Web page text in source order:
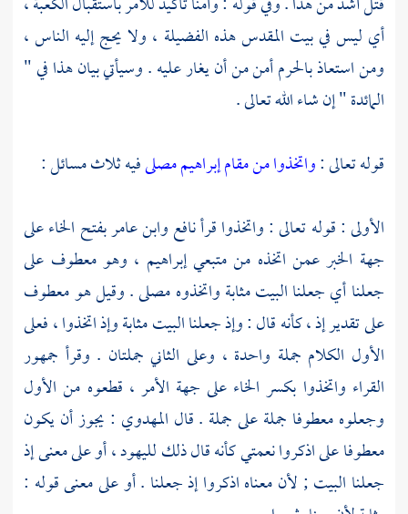
أي ليس في بيت المقدس هذه الفضيلة ، ولا يحج إليه الناس ،
ومن استعاذ بالحرم أمن من أن يغار عليه . وسيأتي بيان هذا في "
المائدة " إن شاء الله تعالى .
قوله تعالى :واتخذوا من مقام إبراهيم مصلىفيه ثلاث مسائل :
الأولى : قوله تعالى : واتخذوا قرأنافعوابن عامربفتح الخاء على
جهة الخبر عمن اتخذه من متبعيإبراهيم ، وهو معطوف على
جعلنا أي جعلنا البيت مثابة واتخذوه مصلى . وقيل هو معطوف
على تقدير إذ ، كأنه قال : وإذ جعلنا البيت مثابة وإذ اتخذوا ، فعلى
الأول الكلام جملة واحدة ، وعلى الثاني جملتان . وقرأ جمهور
القراء واتخذوا بكسر الخاء على جهة الأمر ، قطعوه من الأول
وجعلوه معطوفا جملة على جملة . قال المهدوي : يجوز أن يكون
معطوفا على اذكروا نعمتي كأنه قال ذلكلليهود، أو على معنى إذ
جعلنا البيت ; لأن معناه اذكروا إذ جعلنا . أو على معنى قوله :